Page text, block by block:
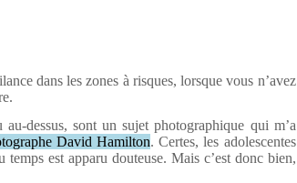
dans les zones à risques, lorsque vous n’avez
dessus, sont un sujet photographique qui m’a
David Hamilton. Certes, les adolescentes
est apparu douteuse. Mais c’est donc bien,